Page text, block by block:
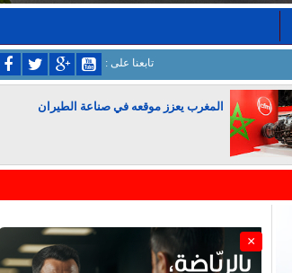
: تابعنا على
المغرب يعزز موقعه في صناعة الطيران
×